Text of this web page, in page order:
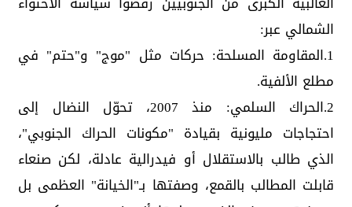
الشمالي عبر:
1.المقاومة المسلحة: حركات مثل "موج" و"حتم" في
مطلع الألفية.
2.الحراك السلمي: منذ 2007، تحوّل النضال إلى
احتجاجات مليونية بقيادة "مكونات الحراك الجنوبي"،
الذي طالب بالاستقلال أو فيدرالية عادلة، لكن صنعاء
قابلت المطالب بالقمع، وصفتها بـ"الخيانة" العظمى بل